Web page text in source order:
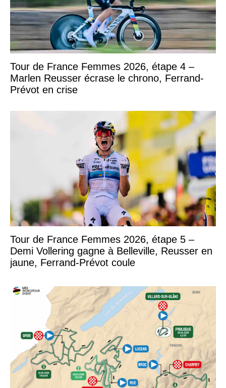
Tour de France Femmes 2026, étape 4 –
Marlen Reusser écrase le chrono, Ferrand-
Prévot en crise
Tour de France Femmes 2026, étape 5 –
Demi Vollering gagne à Belleville, Reusser en
jaune, Ferrand-Prévot coule